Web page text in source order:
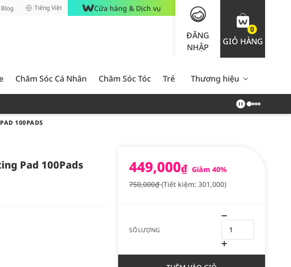
Blog Tiếng Việt Cửa hàng & Dịch vụ
ĐĂNG
NHẬP
0
GIỎ HÀNG
Chăm Sóc Cá Nhân Chăm Sóc Tóc Trẻ Em Nam Giới Chăm Sóc
Thương hiệu
100PADS
Pad 100Pads
449,000₫ Giảm 40%
750,000₫(Tiết kiệm: 301,000)
SỐ LƯỢNG